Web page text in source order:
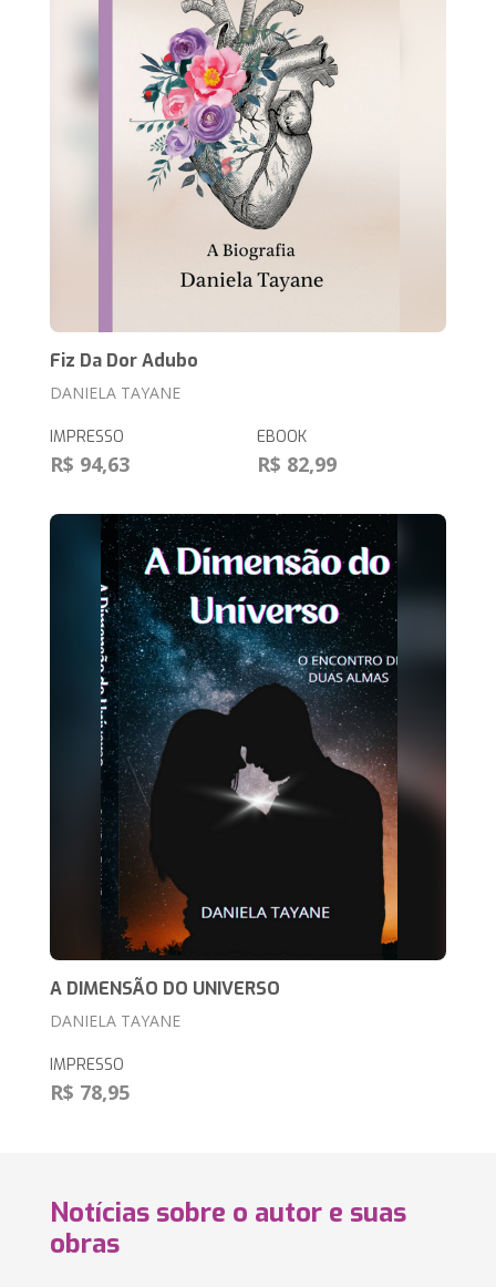
Fiz Da Dor Adubo
DANIELA TAYANE
IMPRESSO
R$ 94,63
EBOOK
R$ 82,99
A DIMENSÃO DO UNIVERSO
DANIELA TAYANE
IMPRESSO
R$ 78,95
Notícias sobre o autor e suas
obras